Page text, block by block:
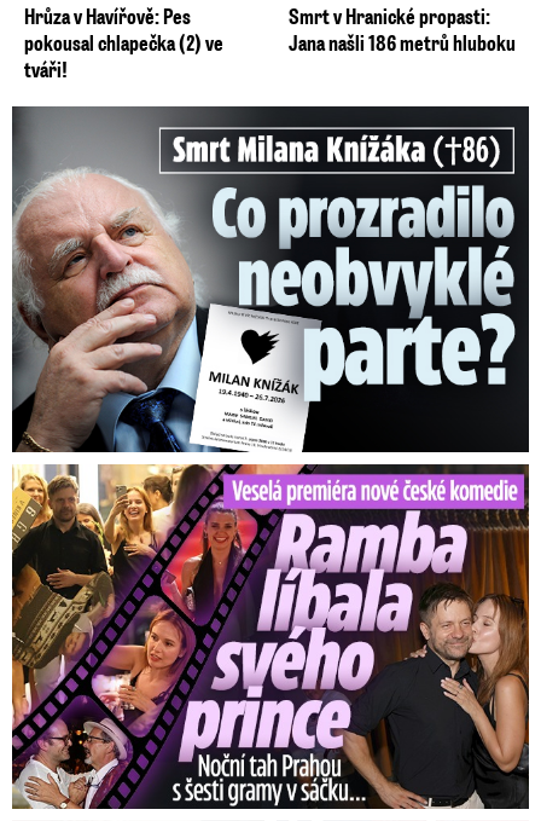
Hrůza v Havířově: Pes
pokousal chlapečka (2) ve
tváři!
Smrt v Hranické propasti:
Jana našli 186 metrů hluboku
Smrt Milana Knížáka (†86): Co prozradilo neobvyklé parte?
Veselá premiéra nové české komedie: Ramba líbala Mádla